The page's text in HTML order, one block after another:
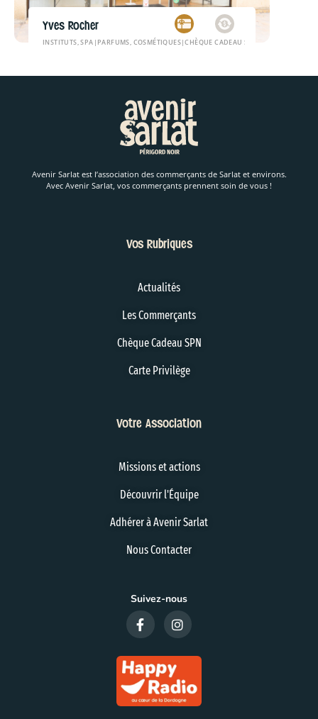
Yves Rocher
INSTITUTS, SPA | PARFUMS, COSMÉTIQUES|CHÈQUE CADEAU SPN
Avenir Sarlat est l’association des commerçants de Sarlat et environs.
Avec Avenir Sarlat, vos commerçants prennent soin de vous !
Vos Rubriques
Actualités
Les Commerçants
Chèque Cadeau SPN
Carte Privilège
Votre Association
Missions et actions
Découvrir l'Équipe
Adhérer à Avenir Sarlat
Nous Contacter
Suivez-nous